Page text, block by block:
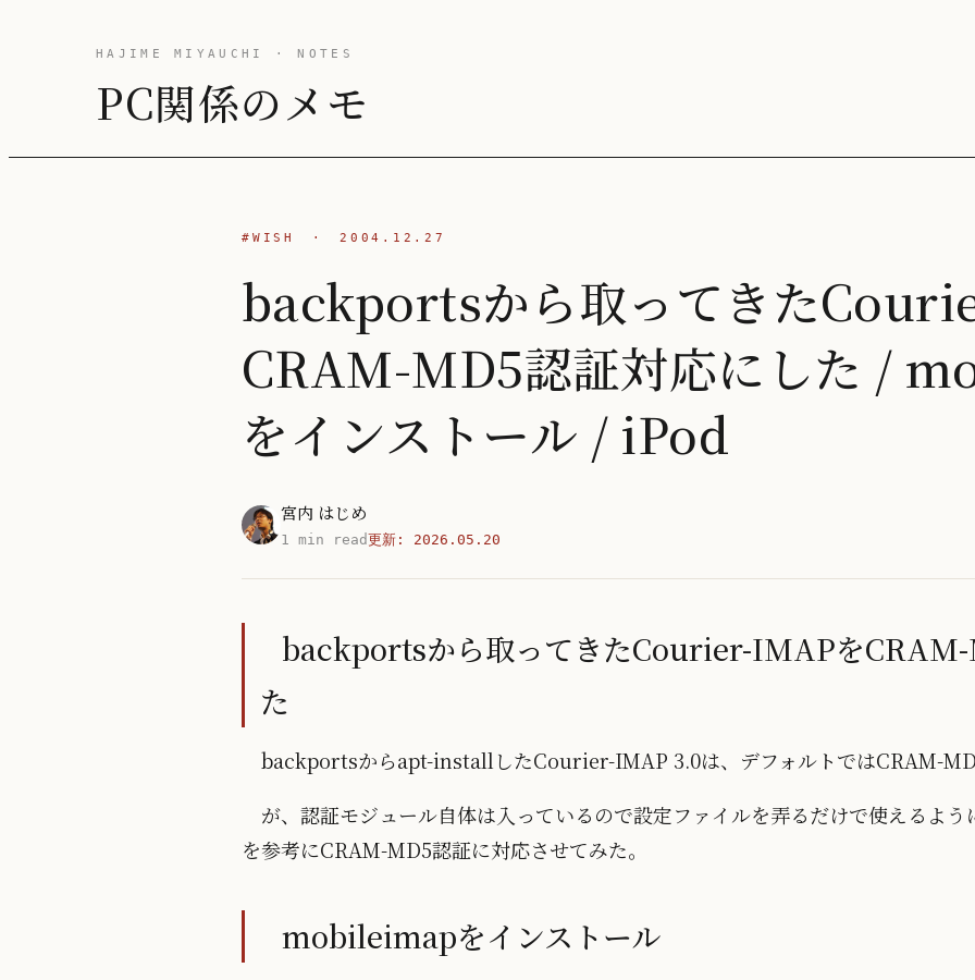
HAJIME MIYAUCHI · NOTES
PC関係のメモ
#WISH · 2004.12.27
backportsから取ってきた
CRAM-MD5認証対応にした /
をインストール / iPod
宮内 はじめ
1 min read更新: 2026.05.20
backportsから取ってきたCourier-IMAPをCRAM-
た
backportsからapt-installしたCourier-IMAP 3.0は、デフォルトではCRAM-
が、認証モジュール自体は入っているので設定ファイルを弄るだけで使えるよう
を参考にCRAM-MD5認証に対応させてみた。
mobileimapをインストール